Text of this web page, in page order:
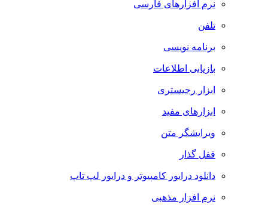
نرم افزارهای فارسی
تلفن
برنامه نویسی
بازیابی اطلاعات
ابزار رجیستری
ابزارهای مفید
ویرایشگر متن
قفل گذار
دانلود درایور کامپیوتر و درایور لپ تاپ
نرم افزار مذهبی